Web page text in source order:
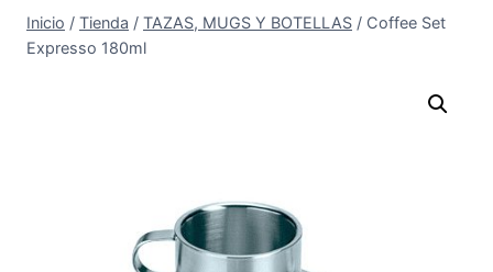
Inicio / Tienda / TAZAS, MUGS Y BOTELLAS / Coffee Set
Expresso 180ml